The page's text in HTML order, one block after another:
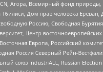
Агора, Всемирный фонд
Дом прав человека
Россию, Свободная
Центр
Европа, Российский
Россия Северный Рейн-
союз IndustriALL, Russian